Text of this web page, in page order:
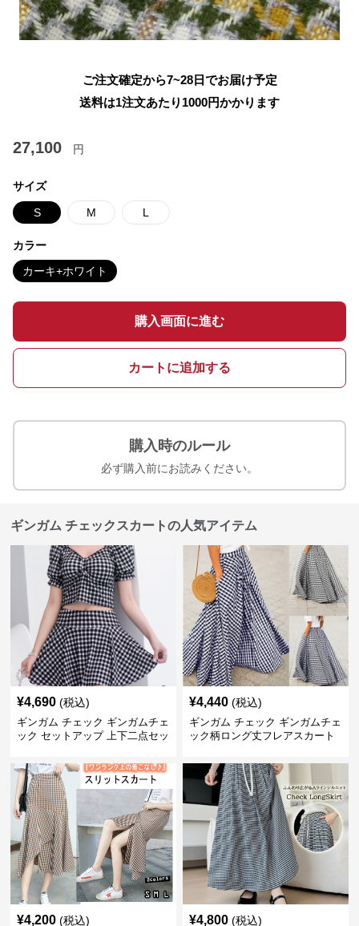
ご注文確定から7~28日でお届け予定
送料は1注文あたり 1000円かかります
27,100 円
サイズ
S M L
カラー
カーキ+ホワイト
購入画面に進む
カートに追加する
購入時のルール
必ず購入前にお読みください。
ギンガム チェックスカートの人気アイテム
¥4,690 (税込)
ギンガム チェック ギンガムチェ
ック セットアップ 上下二点セッ
¥4,440 (税込)
ギンガム チェック ギンガムチェ
ック柄ロング丈フレアスカート
¥4,200 (税込) ¥4,800 (税込)